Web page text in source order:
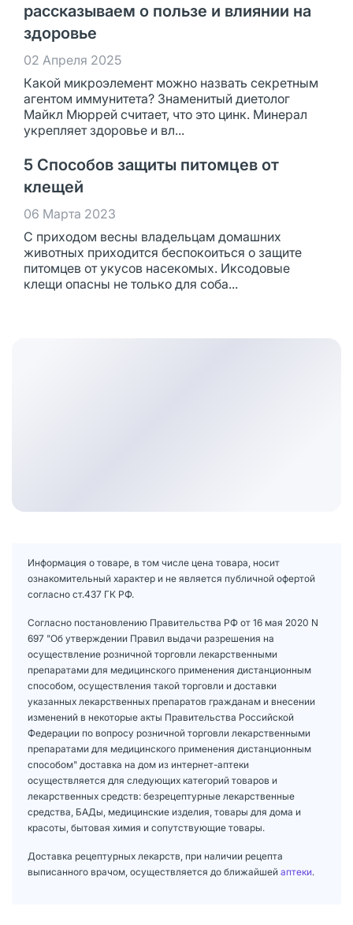
рассказываем о пользе и влиянии на
здоровье
02 Апреля 2025
Какой микроэлемент можно назвать секретным
агентом иммунитета? Знаменитый диетолог
Майкл Мюррей считает, что это цинк. Минерал
укрепляет здоровье и вл...
5 Способов защиты питомцев от
клещей
06 Марта 2023
С приходом весны владельцам домашних
животных приходится беспокоиться о защите
питомцев от укусов насекомых. Иксодовые
клещи опасны не только для соба...
Информация о товаре, в том числе цена товара, носит
ознакомительный характер и не является публичной офертой
согласно ст.437 ГК РФ.
Согласно постановлению Правительства РФ от 16 мая 2020 N
697 "Об утверждении Правил выдачи разрешения на
осуществление розничной торговли лекарственными
препаратами для медицинского применения дистанционным
способом, осуществления такой торговли и доставки
указанных лекарственных препаратов гражданам и внесении
изменений в некоторые акты Правительства Российской
Федерации по вопросу розничной торговли лекарственными
препаратами для медицинского применения дистанционным
способом" доставка на дом из интернет-аптеки
осуществляется для следующих категорий товаров и
лекарственных средств: безрецептурные лекарственные
средства, БАДы, медицинские изделия, товары для дома и
красоты, бытовая химия и сопутствующие товары.
Доставка рецептурных лекарств, при наличии рецепта
выписанного врачом, осуществляется до ближайшей аптеки.